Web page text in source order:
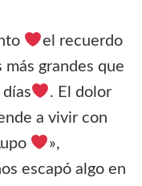
el recuerdo
grandes que
. El dolor
a vivir con
»,
escapó algo en